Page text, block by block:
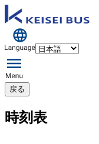
戻る
時刻表